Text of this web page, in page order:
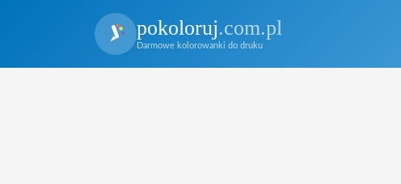
pokoloruj.com.pl
Darmowe kolorowanki do druku